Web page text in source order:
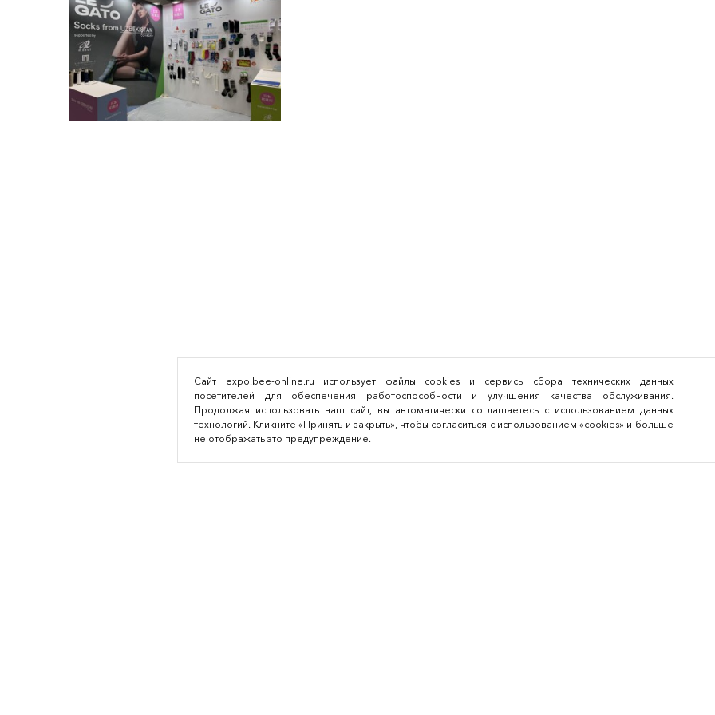
Сайт expo.bee-online.ru использует файлы cookies и сервисы сбора технических данных
посетителей для обеспечения работоспособности и улучшения качества обслуживания.
Продолжая использовать наш сайт, вы автоматически соглашаетесь с использованием данных
технологий. Кликните «Принять и закрыть», чтобы согласиться с использованием «cookies» и больше
не отображать это предупреждение.